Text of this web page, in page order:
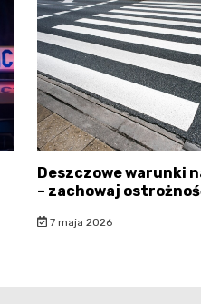
Deszczowe warunki
– zachowaj
7 maja 2026